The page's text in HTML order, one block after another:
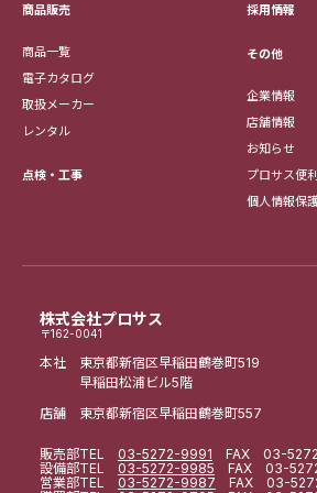
株式会社プロサス
〒162-0041
本社 東京都新宿区早稲田鶴巻町519
早稲田松浦ビル5階
店舗 東京都新宿区早稲田鶴巻町557
販売部TEL 03-5272-9991 FAX 03-
設備部TEL 03-5272-9985 FAX 03-
営業部TEL 03-5272-9987 FAX 03-
商品販売
商品一覧
電子カタログ
取扱メーカー
レンタル
点検・工事
採用情報
その他
企業情報
店舗情報
お知らせ
プロサス便
個人情報保